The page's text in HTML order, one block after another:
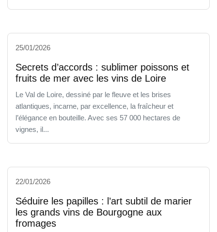
25/01/2026
Secrets d’accords : sublimer poissons et
fruits de mer avec les vins de Loire
Le Val de Loire, dessiné par le fleuve et les brises
atlantiques, incarne, par excellence, la fraîcheur et
l’élégance en bouteille. Avec ses 57 000 hectares de
vignes, il...
22/01/2026
Séduire les papilles : l’art subtil de marier
les grands vins de Bourgogne aux
fromages